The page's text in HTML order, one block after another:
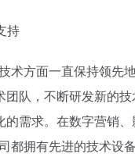
持
术方面一直保持领先
团队，不断研发新的
的需求。在数字营销
都拥有先进的技术设